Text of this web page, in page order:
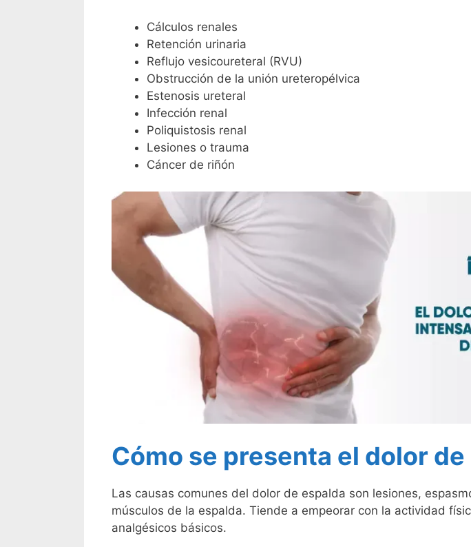
Cálculos renales
Retención urinaria
Reflujo vesicoureteral (RVU)
Obstrucción de la unión ureteropélvica
Estenosis ureteral
Infección renal
Poliquistosis renal
Lesiones o trauma
Cáncer de riñón
Cómo se presenta el dolor
Las causas comunes del dolor de espalda son lesiones,
músculos de la espalda. Tiende a empeorar con la actividad
analgésicos básicos.